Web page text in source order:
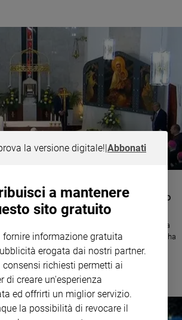
«Anche se piccoli siate segno
cattolici, benedice l'icona di Maria Madre della
guardare al futuro stando vicini ai poveri e a chi ha
dialogo e l'ascolto
la versione digitale!|Abbonati
a mantenere
sito gratuito
fornire informazione gratuita
erogata dai nostri partner.
richiesti permetti ai
di creare un'esperienza
ed offrirti un miglior servizio.
la possibilità di revocare il